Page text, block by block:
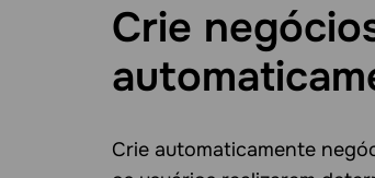
Crie
Crie automaticamente